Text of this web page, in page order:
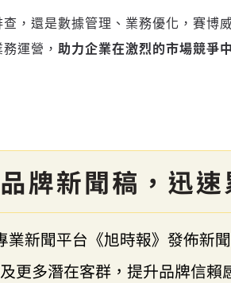
，還是數據管理、業務優化，賽博
運營， 助力企業在激烈的市場競爭